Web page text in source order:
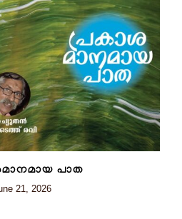
പാത
21, 2026